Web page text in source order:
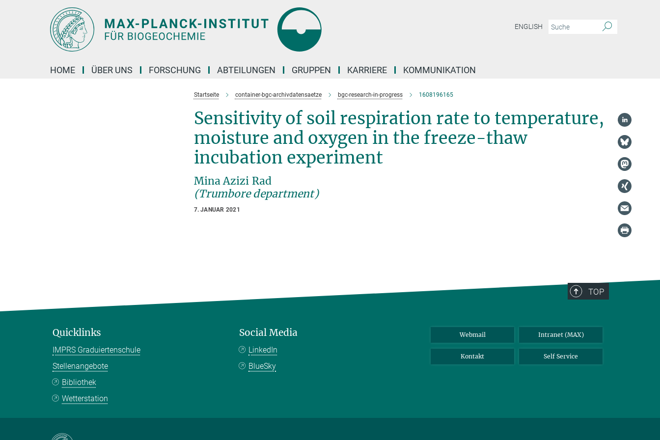
ENGLISH
HOME ÜBER UNS FORSCHUNG ABTEILUNGEN GRUPPEN KARRIERE KOMMUNIKATION
Startseite container-bgc-archivdatensaetze bgc-research-in-progress 1608196165
Sensitivity of soil respiration rate to temperature,
moisture and oxygen in the freeze-thaw
incubation experiment
Mina Azizi Rad
(Trumbore department)
7. JANUAR 2021
TOP
Quicklinks
IMPRS Graduiertenschule
Stellenangebote
Bibliothek
Wetterstation
Social Media
LinkedIn
BlueSky
Webmail Intranet (MAX)
Kontakt Self Service